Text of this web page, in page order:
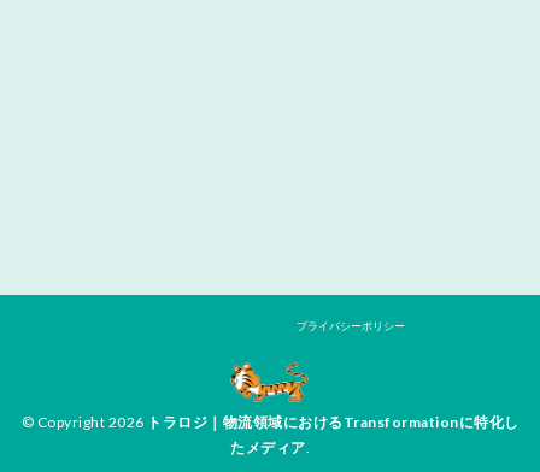
プライバシーポリシー
© Copyright 2026 トラロジ｜物流領域におけるTransformationに特化し
たメディア